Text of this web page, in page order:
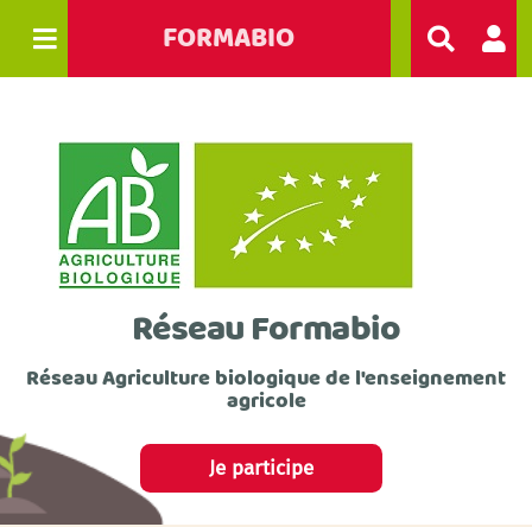
FORMABIO
Réseau Formabio
Réseau Agriculture biologique de l'enseignement
agricole
Je participe